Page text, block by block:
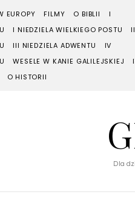
EUROPY FILMY O BIBLII
I
I NIEDZIELA WIELKIEGO POSTU
II
III NIEDZIELA ADWENTU
IV
WESELE W KANIE GALILEJSKIEJ
O HISTORII
Dla